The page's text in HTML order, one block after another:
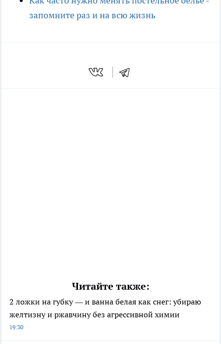
запомните раз и на всю жизнь
Читайте также:
2 ложки на губку — и ванна белая как снег: убираю
желтизну и ржавчину без агрессивной химии
19:30